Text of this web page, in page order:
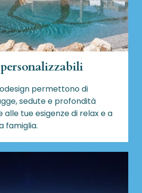
permettono di
sedute e profondità
alle tue esigenze di relax e a
famiglia.